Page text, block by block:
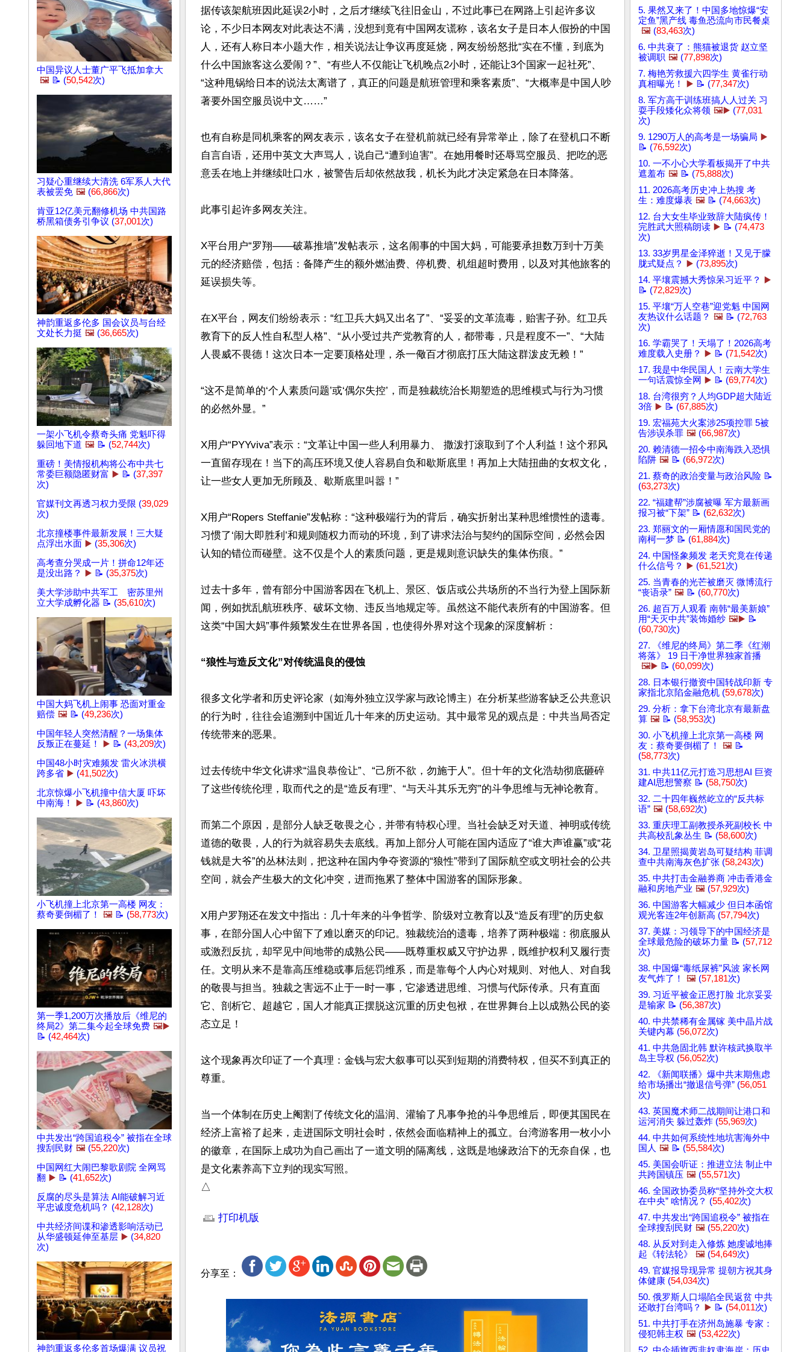
中国异议人士董广平飞抵加拿大
🖼️ 📝 (50,542次)
习疑心重继续大清洗 6军系人大代
表被罢免 🖼️ (66,866次)
肯亚12亿美元翻修机场 中共国路
桥黑箱债务引争议 (37,001次)
神韵重返多伦多 国会议员与台经
文处长力挺 🖼️ (36,665次)
一架小飞机令蔡奇头痛 党魁吓得
躲回地下道 🖼️ 📝 (52,744次)
重磅！美情报机构将公布中共七
常委巨额隐匿财富 ▶️ 📝 (37,397
次)
官媒刊文再透习权力受限 (39,029
次)
北京撞楼事件最新发展！三大疑
点浮出水面 ▶️ (35,306次)
高考查分哭成一片！拼命12年还
是没出路？
▶️ 📝 (35,375次)
美大学涉助中共军工 密苏里州
立大学成孵化器 📝 (35,610次)
中国大妈飞机上闹事 恐面对重金
赔偿 🖼️ 📝 (49,236次)
中国年轻人突然清醒？一场集体
反叛正在蔓延！
▶️ 📝 (43,209次)
中国48小时灾难频发 雷火冰洪横
跨多省 ▶️ (41,502次)
北京惊爆小飞机撞中信大厦 吓坏
中南海！
▶️ 📝 (43,860次)
小飞机撞上北京第一高楼 网友：
蔡奇要倒楣了！
🖼️ 📝 (58,773次)
第一季1,200万次播放后《维尼的
终局2》第二集今起全球免费 🖼️▶️
📝 (42,464次)
中共发出“跨国追税令” 被指在全球
搜刮民财 🖼️ (55,220次)
中国网红大闹巴黎歌剧院 全网骂
翻 ▶️ 📝 (41,652次)
反腐的尽头是算法 AI能破解习近
平忠诚度危机吗？ (42,128次)
中共经济间谍和渗透影响活动已
从华盛顿延伸至基层 ▶️ (34,820
次)
神韵重返多伦多首场爆满 议员祝
据传该架航班因此延误2小时，之后才继续飞往旧金山，不过此事已在网路上引起许多议
论，不少日本网友对此表达不满，没想到竟有中国网友谎称，该名女子是日本人假扮的中国
人，还有人称日本小题大作，相关说法让争议再度延烧，网友纷纷怒批“实在不懂，到底为
什么中国旅客这么爱闹？”、“有些人不仅能让飞机晚点2小时，还能让3个国家一起社死”、
“这种甩锅给日本的说法太离谱了，真正的问题是航班管理和乘客素质”、“大概率是中国人吵
著要外国空服员说中文……”
也有自称是同机乘客的网友表示，该名女子在登机前就已经有异常举止，除了在登机口不断
自言自语，还用中英文大声骂人，说自己“遭到迫害”。在她用餐时还辱骂空服员、把吃的恶
意丢在地上并继续吐口水，被警告后却依然故我，机长为此才决定紧急在日本降落。
此事引起许多网友关注。
X平台用户“罗翔——破幕推墙”发帖表示，这名闹事的中国大妈，可能要承担数万到十万美
元的经济赔偿，包括：备降产生的额外燃油费、停机费、机组超时费用，以及对其他旅客的
延误损失等。
在X平台，网友们纷纷表示：“红卫兵大妈又出名了”、“妥妥的文革流毒，贻害子孙。红卫兵
教育下的反人性自私型人格”、“从小受过共产党教育的人，都带毒，只是程度不一”、“大陆
人畏威不畏德！这次日本一定要顶格处理，杀一儆百才彻底打压大陆这群泼皮无赖！”
“这不是简单的‘个人素质问题’或‘偶尔失控’，而是独裁统治长期塑造的思维模式与行为习惯
的必然外显。”
X用户“PYYviva”表示：“文革让中国一些人利用暴力、 撒泼打滚取到了个人利益！这个邪风
一直留存现在！当下的高压环境又使人容易自负和歇斯底里！再加上大陆扭曲的女权文化，
让一些女人更加无所顾及、歇斯底里叫嚣！”
X用户“Ropers Steffanie”发帖称：“这种极端行为的背后，确实折射出某种思维惯性的遗毒。
习惯了‘闹大即胜利’和规则随权力而动的环境，到了讲求法治与契约的国际空间，必然会因
认知的错位而碰壁。这不仅是个人的素质问题，更是规则意识缺失的集体伤痕。”
过去十多年，曾有部分中国游客因在飞机上、景区、饭店或公共场所的不当行为登上国际新
闻，例如扰乱航班秩序、破坏文物、违反当地规定等。虽然这不能代表所有的中国游客。但
这类“中国大妈”事件频繁发生在世界各国，也使得外界对这个现象的深度解析：
“狼性与造反文化”对传统温良的侵蚀
很多文化学者和历史评论家（如海外独立汉学家与政论博主）在分析某些游客缺乏公共意识
的行为时，往往会追溯到中国近几十年来的历史运动。其中最常见的观点是：中共当局否定
传统带来的恶果。
过去传统中华文化讲求“温良恭俭让”、“己所不欲，勿施于人”。但十年的文化浩劫彻底砸碎
了这些传统伦理，取而代之的是“造反有理”、“与天斗其乐无穷”的斗争思维与无神论教育。
而第二个原因，是部分人缺乏敬畏之心，并带有特权心理。当社会缺乏对天道、神明或传统
道德的敬畏，人的行为就容易失去底线。再加上部分人可能在国内适应了“谁大声谁赢”或“花
钱就是大爷”的丛林法则，把这种在国内争夺资源的“狼性”带到了国际航空或文明社会的公共
空间，就会产生极大的文化冲突，进而拖累了整体中国游客的国际形象。
X用户罗翔还在发文中指出：几十年来的斗争哲学、阶级对立教育以及“造反有理”的历史叙
事，在部分国人心中留下了难以磨灭的印记。独裁统治的遗毒，培养了两种极端：彻底服从
或激烈反抗，却罕见中间地带的成熟公民——既尊重权威又守护边界，既维护权利又履行责
任。文明从来不是靠高压维稳或事后惩罚维系，而是靠每个人内心对规则、对他人、对自我
的敬畏与担当。独裁之害远不止于一时一事，它渗透进思维、习惯与代际传承。只有直面
它、剖析它、超越它，国人才能真正摆脱这沉重的历史包袱，在世界舞台上以成熟公民的姿
态立足！
这个现象再次印证了一个真理：金钱与宏大叙事可以买到短期的消费特权，但买不到真正的
尊重。
当一个体制在历史上阉割了传统文化的温润、灌输了凡事争抢的斗争思维后，即便其国民在
经济上富裕了起来，走进国际文明社会时，依然会面临精神上的孤立。台湾游客用一枚小小
的徽章，在国际上成功为自己画出了一道文明的隔离线，这既是地缘政治下的无奈自保，也
是文化素养高下立判的现实写照。
△
打印机版
分享至：
5. 果然又来了！中国多地惊爆“安
定鱼”黑产线 毒鱼恐流向市民餐桌
🖼️ (83,463次)
6. 中共衰了：熊猫被退货 赵立坚
被调职 🖼️ (77,898次)
7. 梅艳芳救援六四学生 黄雀行动
真相曝光！
▶️ 📝 (77,347次)
8. 军方高干训练班搞人人过关 习
耍手段矮化众将领 🖼️▶️ (77,031
次)
9. 1290万人的高考是一场骗局 ▶️
📝 (76,592次)
10. 一不小心大学看板揭开了中共
遮羞布 🖼️ 📝 (75,888次)
11. 2026高考历史冲上热搜 考
生：难度爆表 🖼️ 📝 (74,663次)
12. 台大女生毕业致辞大陆疯传！
完胜武大照稿朗读 ▶️ 📝 (74,473
次)
13. 33岁男星金泽猝逝！又见于朦
胧式疑点？
▶️ (73,895次)
14. 平壤震撼大秀惊呆习近平？
▶️
📝 (72,829次)
15. 平壤“万人空巷”迎党魁 中国网
友热议什么话题？ 🖼️ 📝 (72,763
次)
16. 学霸哭了！天塌了！2026高考
难度载入史册？
▶️ 📝 (71,542次)
17. 我是中华民国人！云南大学生
一句话震惊全网 ▶️ 📝 (69,774次)
18. 台湾很穷？人均GDP超大陆近
3倍 ▶️ 📝 (67,885次)
19. 宏福苑大火案涉25项控罪 5被
告涉误杀罪 🖼️ (66,987次)
20. 赖清德一招令中南海跌入恐惧
陷阱 🖼️ 📝 (66,972次)
21. 蔡奇的政治变量与政治风险 📝
(63,273次)
22. “福建帮”涉腐被曝 军方最新画
报习被“下架” 📝 (62,632次)
23. 郑丽文的一厢情愿和国民党的
南柯一梦 📝 (61,884次)
24. 中国怪象频发 老天究竟在传递
什么信号？
▶️ (61,521次)
25. 当青春的光芒被磨灭 微博流行
“丧语录” 🖼️ 📝 (60,770次)
26. 超百万人观看 南韩“最美新娘”
用“天灭中共”装饰婚纱 🖼️▶️ 📝
(60,730次)
27. 《维尼的终局》第二季《红潮
将落》 19 日干净世界独家首播
🖼️▶️ 📝 (60,099次)
28. 日本银行撤资中国转战印新 专
家指北京陷金融危机 (59,678次)
29. 分析：拿下台湾北京有最新盘
算 🖼️ 📝 (58,953次)
30. 小飞机撞上北京第一高楼 网
友：蔡奇要倒楣了！
🖼️ 📝
(58,773次)
31. 中共11亿元打造习思想AI 巨资
建AI思想警察 📝 (58,750次)
32. 二十四年巍然屹立的“反共标
语” 🖼️ (58,692次)
33. 重庆理工副教授杀死副校长 中
共高校乱象丛生 📝 (58,600次)
34. 卫星照揭黄岩岛可疑结构 菲调
查中共南海灰色扩张 (58,243次)
35. 中共打击金融券商 冲击香港金
融和房地产业 🖼️ (57,929次)
36. 中国游客大幅减少 但日本函馆
观光客连2年创新高 (57,794次)
37. 美媒：习领导下的中国经济是
全球最危险的破坏力量 📝 (57,712
次)
38. 中国爆“毒纸尿裤”风波 家长网
友气炸了！
🖼️ (57,181次)
39. 习近平被金正恩打脸 北京妥妥
是输家 📝 (56,387次)
40. 中共禁稀有金属镓 美中晶片战
关键内幕 (56,072次)
41. 中共急固北韩 默许核武换取半
岛主导权 (56,052次)
42. 《新闻联播》爆中共末期焦虑
给市场播出“撤退信号弹” (56,051
次)
43. 英国魔术师二战期间让港口和
运河消失 躲过轰炸 (55,969次)
44. 中共如何系统性地坑害海外中
国人 🖼️ 📝 (55,584次)
45. 美国会听证：推进立法 制止中
共跨国镇压 🖼️ (55,571次)
46. 全国政协委员称“坚持外交大权
在中央” 啥情况？ (55,402次)
47. 中共发出“跨国追税令” 被指在
全球搜刮民财 🖼️ (55,220次)
48. 从反对到走入修炼 她虔诚地捧
起《转法轮》
🖼️ (54,649次)
49. 官媒报导现异常 提朝方祝其身
体健康 (54,034次)
50. 俄罗斯人口塌陷全民返贫 中共
还敢打台湾吗？
▶️ 📝 (54,011次)
51. 中共打手在济州岛施暴 专家：
侵犯韩主权 🖼️ (53,422次)